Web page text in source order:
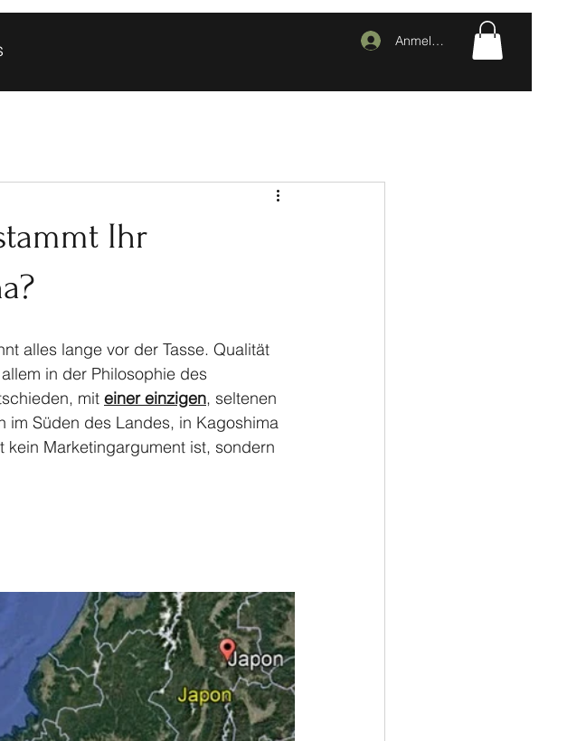
Anmelden
Ihr
alles lange vor der Tasse. Qualität
in der Philosophie des
mit einer einzigen, seltenen
im Süden des Landes, in Kagoshima
Marketingargument ist, sondern